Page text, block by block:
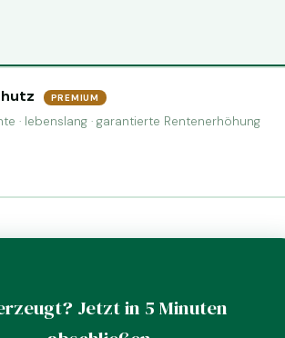
PREMIUM
· lebenslang · garantierte Rentenerhöhung
Jetzt in 5 Minuten